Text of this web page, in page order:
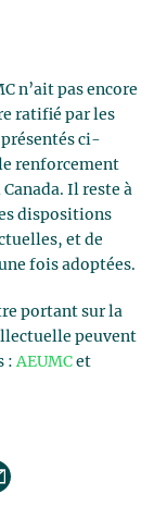
n’ait pas encore
ratifié par les
ci-
renforcement
Il reste à
dispositions
et de
fois adoptées.
portant sur la
peuvent
:AEUMC et